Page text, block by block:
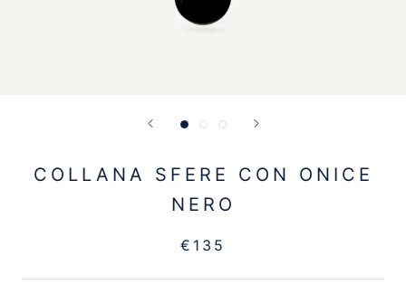
COLLANA SFERE CON ONICE
NERO
€135